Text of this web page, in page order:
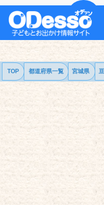
TOP 都道府県一覧 宮城県